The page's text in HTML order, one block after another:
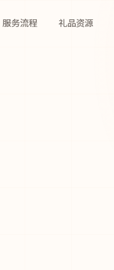
服务流程 礼品资源